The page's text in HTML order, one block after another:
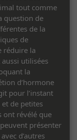
tout comme
question de
de la
de
réduire la
aussi utilisées
la
d’hormone
pour l’instant
de petites
ont révélé que
présenter
d’autres